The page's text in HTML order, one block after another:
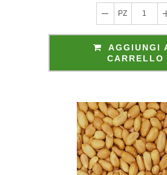
PZ 1
AGGIUNGI
CARRELLO